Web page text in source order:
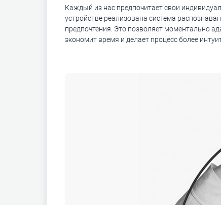
Каждый из нас предпочитает свои
устройстве реализована система
предпочтения. Это позволяет моментально
экономит время и делает процесс более